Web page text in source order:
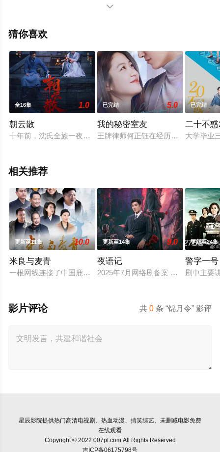
情已揭晓（全24集），手机免费观看高清无删减完整版电
剧、电视猫或剧情网等平台了解。

猜你喜欢
全16集 1.0
朝云散
十年前，沈氏全族一夜被屠，仅剩年幼的沈松幸存。沈松为了
已完结 5.0
我的秘密室友
王牌律师何正钰在经历事业滑铁卢后
已完结
二十不
大学毕业
相关推荐
更新至11集 10.0
米良与麦青
一根网线连接了中国鹿鸣村和英国牛津，麦香通过视频向米良
更新至14集 9.0
夜语记
2025年7月网络剧备案 当代 都市 海
更新至24集
警字一号
剧中主要
共0 条 “锦月令” 影评
影片评论
星辰影院提供热门高清电视剧、热血动漫、搞笑综艺、未删减电影免费
在线观看
Copyright © 2022 007pf.com All Rights Reserved
吉ICP备06175798号